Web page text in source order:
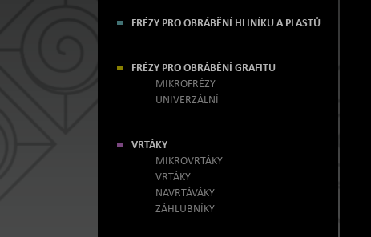
FRÉZY PRO OBRÁBĚNÍ HLINÍKU A PLASTŮ
FRÉZY PRO OBRÁBĚNÍ GRAFITU
MIKROFRÉZY
UNIVERZÁLNÍ
VRTÁKY
MIKROVRTÁKY
VRTÁKY
NAVRTÁVÁKY
ZÁHLUBNÍKY